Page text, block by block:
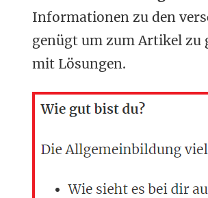
Informationen zu den
genügt um zum Artikel zu
mit Lösungen.